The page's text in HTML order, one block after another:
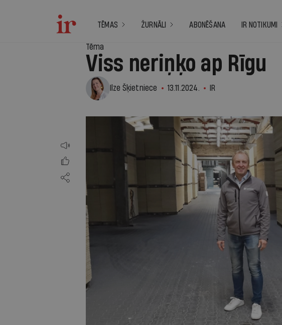
TĒMAS ŽURNĀLI ABONĒŠANA IR NOTIKUMI
Tēma
Viss neriņķo ap Rīgu
Ilze Šķietniece 13.11.2024. IR